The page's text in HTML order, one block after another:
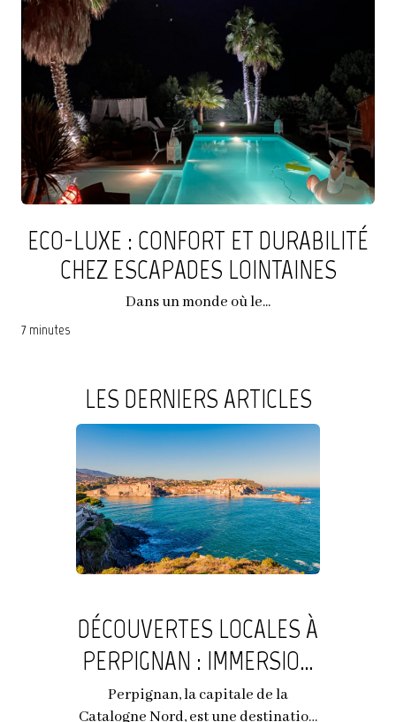
ECO-LUXE : CONFORT ET DURABILITÉ
CHEZ ESCAPADES LOINTAINES
Dans un monde où le...
7 minutes
LES DERNIERS ARTICLES
DÉCOUVERTES LOCALES À
PERPIGNAN : IMMERSION
PRÈS D'ESCAPADES
Perpignan, la capitale de la
Catalogne Nord, est une destination